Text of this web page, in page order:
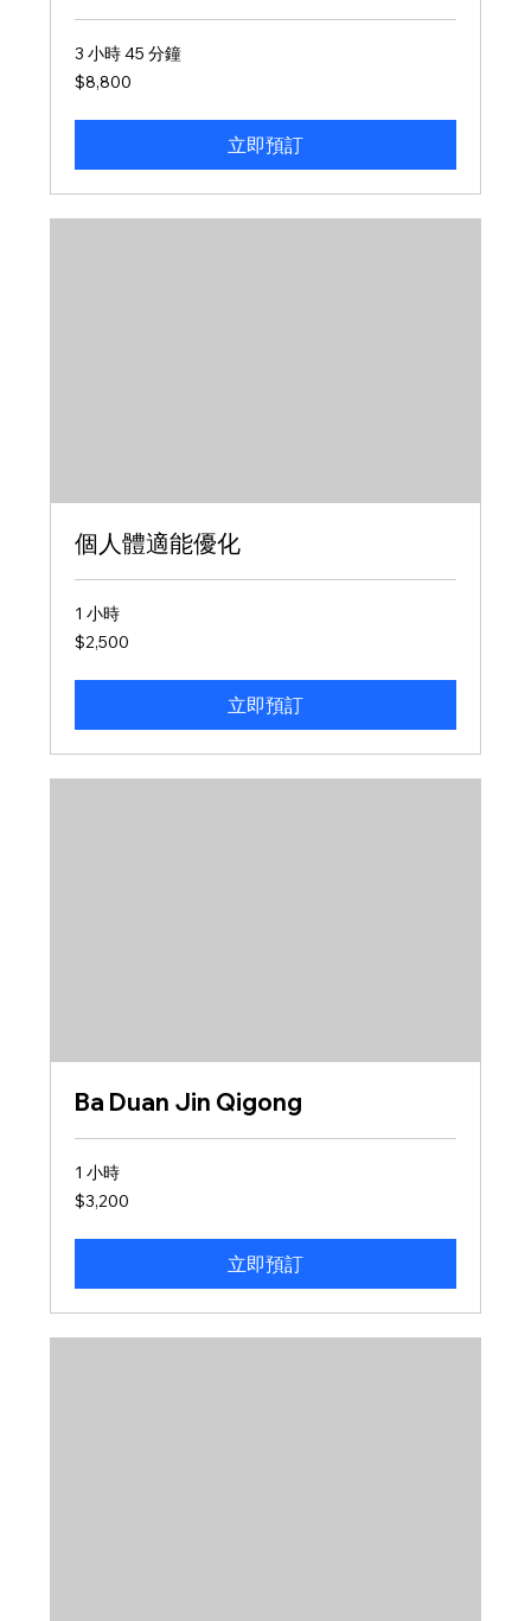
3 小時 45 分鐘
8,800
新
幣
$8,800
立即預訂
個人體適能優化
1 小時
2,500
新
幣
$2,500
立即預訂
Ba Duan Jin Qigong
1 小時
3,200
新
幣
$3,200
立即預訂